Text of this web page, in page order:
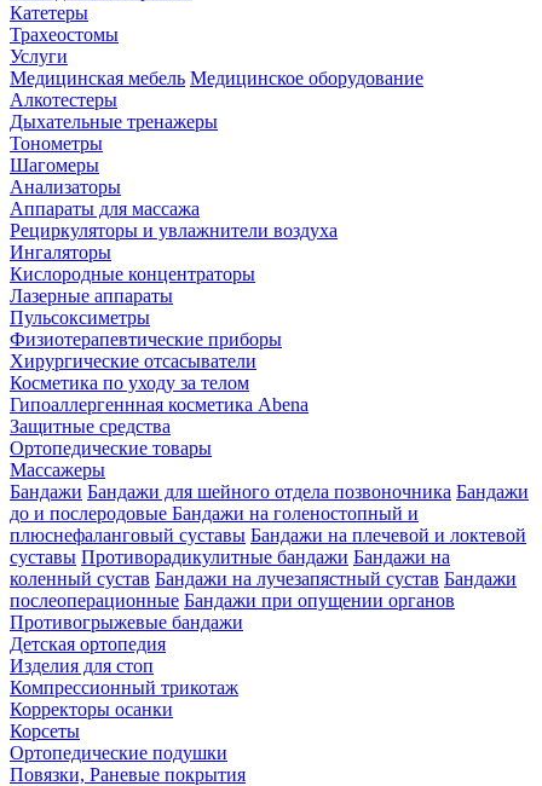
Катетеры
Трахеостомы
Услуги
Медицинская мебель Медицинское оборудование
Алкотестеры
Дыхательные тренажеры
Тонометры
Шагомеры
Анализаторы
Аппараты для массажа
Рециркуляторы и увлажнители воздуха
Ингаляторы
Кислородные концентраторы
Лазерные аппараты
Пульсоксиметры
Физиотерапевтические приборы
Хирургические отсасыватели
Косметика по уходу за телом
Гипоаллергеннная косметика Abena
Защитные средства
Ортопедические товары
Массажеры
Бандажи Бандажи для шейного отдела позвоночника Бандажи
до и послеродовые Бандажи на голеностопный и
плюснефаланговый суставы Бандажи на плечевой и локтевой
суставы Противорадикулитные бандажи Бандажи на
коленный сустав Бандажи на лучезапястный сустав Бандажи
послеоперационные Бандажи при опущении органов
Противогрыжевые бандажи
Детская ортопедия
Изделия для стоп
Компрессионный трикотаж
Корректоры осанки
Корсеты
Ортопедические подушки
Повязки, Раневые покрытия